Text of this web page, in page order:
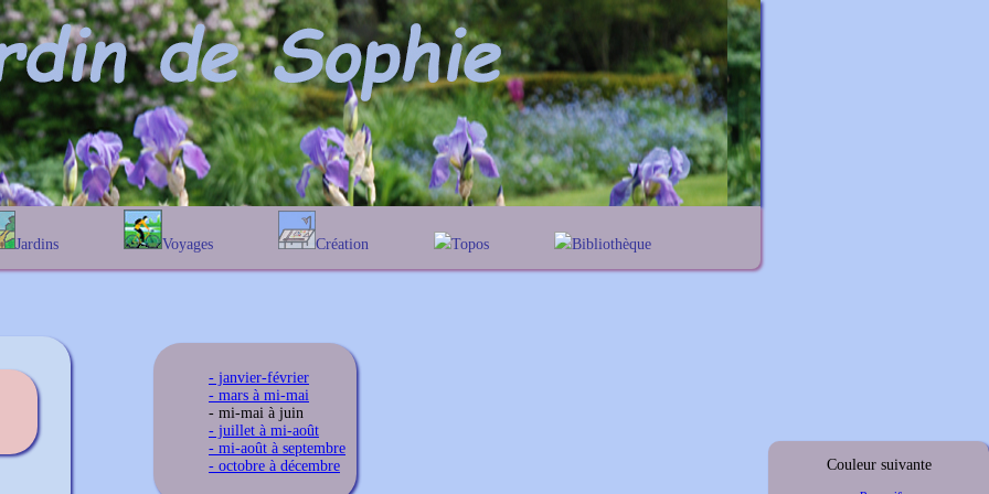
Jardins Voyages
En Belgique
Création
Prairies fleuries
Topos
Les chênes
Bibliothèque
Lexique noms propres
Couleur suivante
- janvier-février
- mars à mi-mai
- mi-mai à juin
- juillet à mi-août
- mi-août à septembre
- octobre à décembre